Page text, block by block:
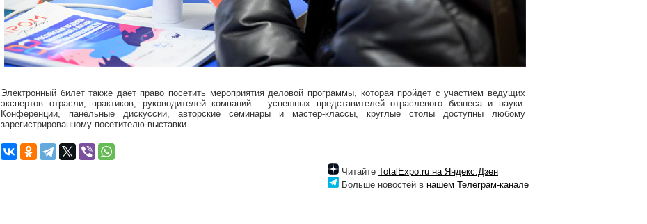
Электронный билет также дает право посетить мероприятия деловой программы, которая пройдет с участием ведущих
экспертов отрасли, практиков, руководителей компаний – успешных представителей отраслевого бизнеса и науки.
Конференции, панельные дискуссии, авторские семинары и мастер-классы, круглые столы доступны любому
зарегистрированному посетителю выставки.
Читайте TotalExpo.ru на Яндекс.Дзен
Больше новостей в нашем Телеграм-канале